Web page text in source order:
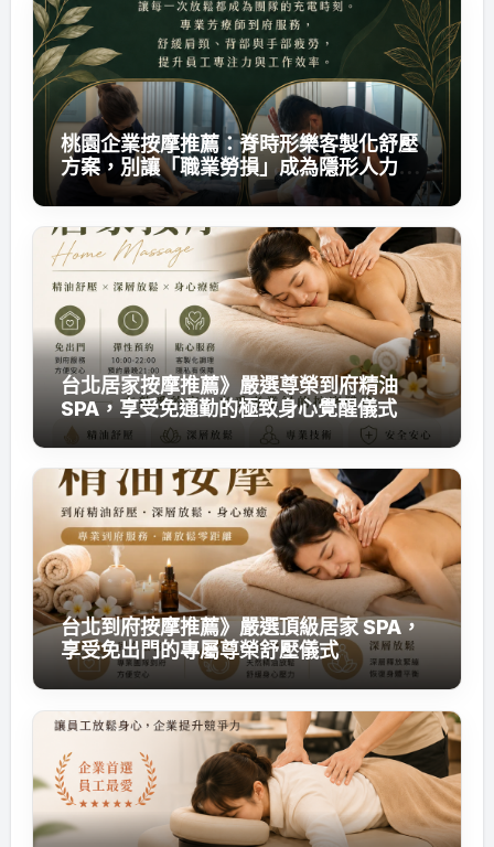
桃園企業按摩推薦：脊時形樂客製化舒壓
方案，別讓「職業勞損」成為隱形人力成
本
台北居家按摩推薦》嚴選尊榮到府精油
SPA，享受免通勤的極致身心覺醒儀式
台北到府按摩推薦》嚴選頂級居家 SPA，
享受免出門的專屬尊榮舒壓儀式